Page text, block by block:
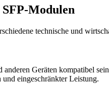
Modulen
technische und
Geräten kompatibel
eingeschränkter Leistung.